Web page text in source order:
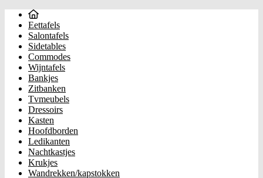
Eettafels
Salontafels
Sidetables
Commodes
Wijntafels
Bankjes
Zitbanken
Tvmeubels
Dressoirs
Kasten
Hoofdborden
Ledikanten
Nachtkastjes
Krukjes
Wandrekken/kapstokken